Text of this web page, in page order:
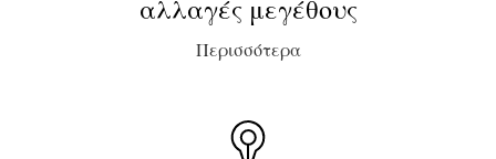
αλλαγές μεγέθους
Περισσότερα